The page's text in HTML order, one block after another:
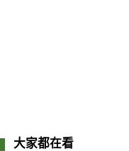
大家都在看